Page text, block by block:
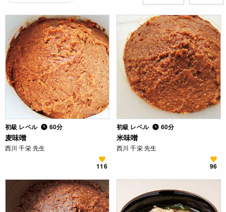
初級 レベル 60分
麦味噌
西川 千栄 先生
116
初級 レベル 60分
米味噌
西川 千栄 先生
96